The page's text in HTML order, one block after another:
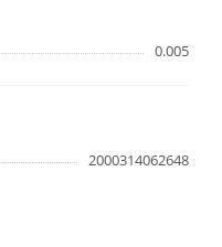
0.005
2000314062648